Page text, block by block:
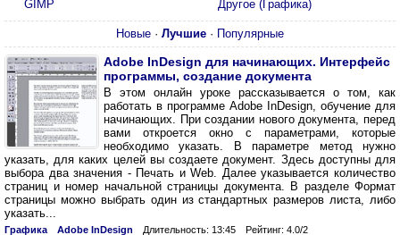
GIMP
Другое (Графика)
Новые · Лучшие · Популярные
Adobe InDesign для начинающих. Интерфейс
программы, создание документа
В этом онлайн уроке рассказывается о том, как
работать в программе Adobe InDesign, обучение для
начинающих. При создании нового документа, перед
вами откроется окно с параметрами, которые
необходимо указать. В параметре метод нужно
указать, для каких целей вы создаете документ. Здесь доступны для
выбора два значения - Печать и Web. Далее указывается количество
страниц и номер начальной страницы документа. В разделе Формат
страницы можно выбрать один из стандартных размеров листа, либо
указать...
Графика Adobe InDesign Длительность: 13:45 Рейтинг: 4.0/2